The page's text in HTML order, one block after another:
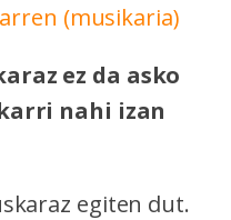
(musikaria)
ez da asko
nahi izan
egiten dut.